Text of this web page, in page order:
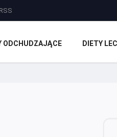
RSS
ODCHUDZAJĄCE DIETY